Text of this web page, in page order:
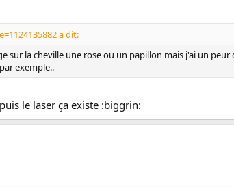
a dit:
sur la cheville une rose ou un papillon mais j'ai un
exemple..
le laser ça existe :biggrin: